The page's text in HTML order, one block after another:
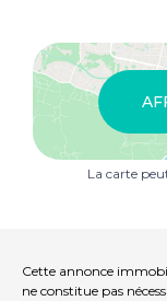
La carte
Cette annonce
ne constitue pas